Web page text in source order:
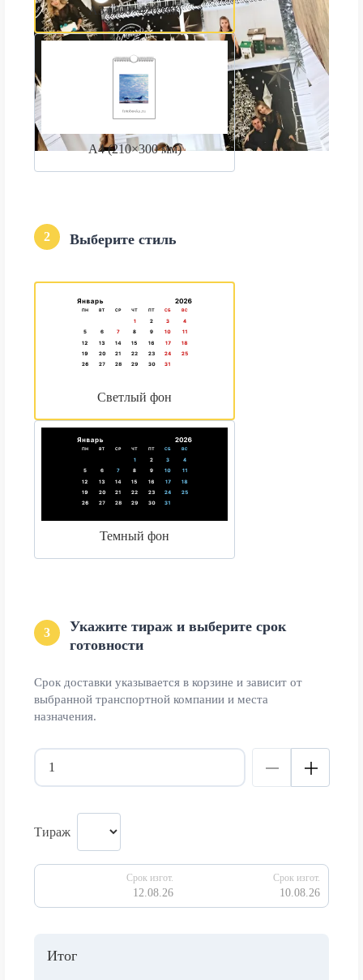
А3 (300×420 мм)
А4 (210×300 мм)
2 Выберите стиль
Светлый фон
Темный фон
3
Укажите тираж и выберите срок
готовности
Срок доставки указывается в корзине и зависит от
выбранной транспортной компании и места
назначения.
Тираж
Срок изгот.
12.08.26
Срок изгот.
10.08.26
Итог